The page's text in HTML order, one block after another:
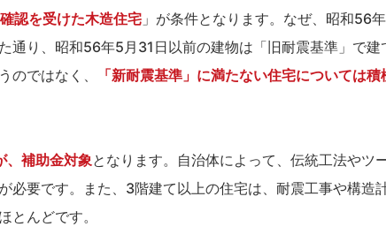
認を受けた木造住宅 」が条件となります。なぜ、昭和56
通り、昭和56年5月31日以前の建物は「旧耐震基準」で建
のではなく、
「新耐震基準」に満たない住宅については積
、補助金対象となります。自治体によって、伝統工法やツ
必要です。また、3階建て以上の住宅は、耐震工事や構造
とんどです。